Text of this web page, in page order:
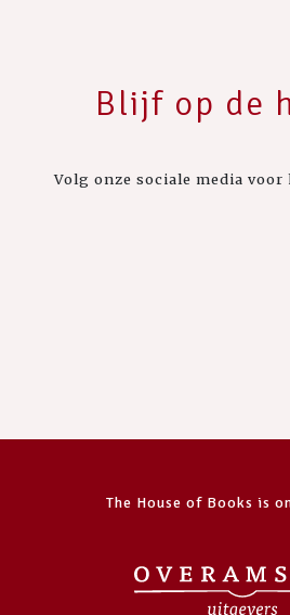
Blijf op de
Volg onze sociale media voor
The House of Books is